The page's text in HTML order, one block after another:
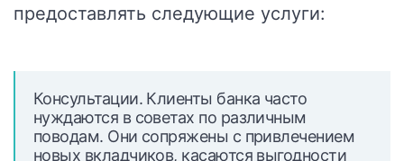
предоставлять следующие услуги:
Консультации. Клиенты банка часто
нуждаются в советах по различным
поводам. Они сопряжены с привлечением
новых вкладчиков, касаются выгодности